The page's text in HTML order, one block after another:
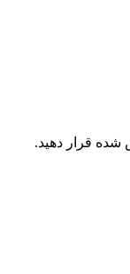
قرار دهید.